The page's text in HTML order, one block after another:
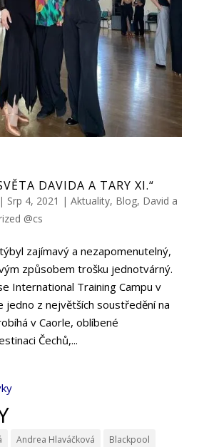
DAVIDA A TARY XI.“
Srp 4, 2021 | Aktuality, Blog, David a
@cs
zajímavý a nezapomenutelný,
způsobem trošku jednotvárný.
International Training Campu v
jedno z největších soustředění na
v Caorle, oblíbené
Čechů,...
Andrea Hlaváčková
Blackpool